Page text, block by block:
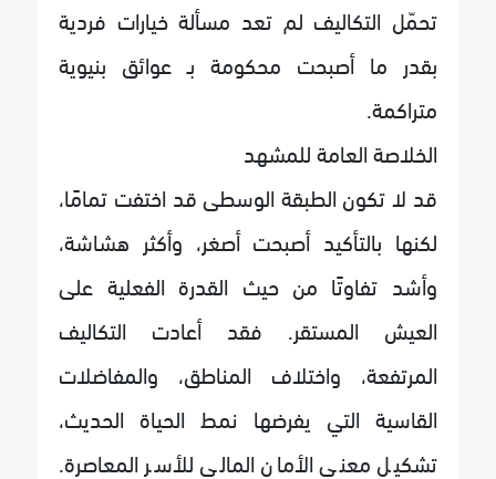
تحمّل التكاليف لم تعد مسألة خيارات فردية
بقدر ما أصبحت محكومة بـ عوائق بنيوية
متراكمة.
الخلاصة العامة للمشهد
قد لا تكون الطبقة الوسطى قد اختفت تمامًا،
لكنها بالتأكيد أصبحت أصغر، وأكثر هشاشة،
وأشد تفاوتًا من حيث القدرة الفعلية على
العيش المستقر. فقد أعادت التكاليف
المرتفعة، واختلاف المناطق، والمفاضلات
القاسية التي يفرضها نمط الحياة الحديث،
تشكيل معنى الأمان المالي للأسر المعاصرة.